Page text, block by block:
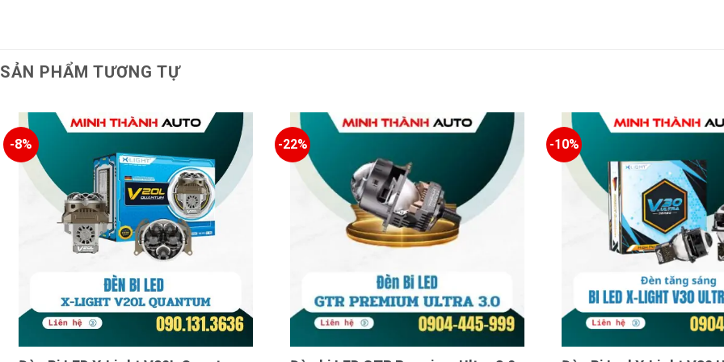
Hệ thống AFS (Adaptive Front-lighting System) là điểm nhấn nổi bật của GTR AFS PRO 2024. Hệ thống
này sử dụng camera để quét và nhận diện môi trường xung quanh, sau đó tự động điều chỉnh góc chiếu
của đèn pha phù hợp với góc đánh lái. Nhờ vậy, GTR AFS PRO 2024 luôn đảm bảo tầm nhìn tối ưu cho
SẢN PHẨM TƯƠNG TỰ
-8% -22% -10%